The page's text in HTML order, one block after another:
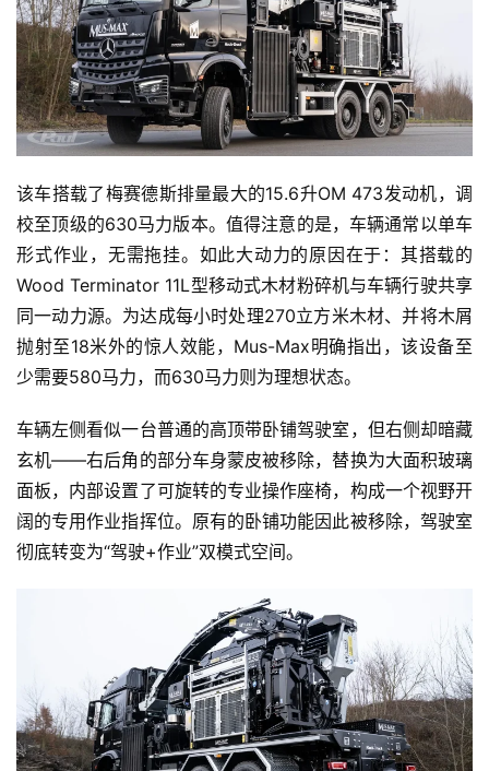
首
该车搭载了梅赛德斯排量最大的15.6升OM 473发动机，调
校至顶级的630马力版本。值得注意的是，车辆通常以单车
形式作业，无需拖挂。如此大动力的原因在于：其搭载的
Wood Terminator 11L型移动式木材粉碎机与车辆行驶共享
同一动力源。为达成每小时处理270立方米木材、并将木屑
抛射至18米外的惊人效能，Mus-Max明确指出，该设备至
少需要580马力，而630马力则为理想状态。
车辆左侧看似一台普通的高顶带卧铺驾驶室，但右侧却暗藏
玄机——右后角的部分车身蒙皮被移除，替换为大面积玻璃
面板，内部设置了可旋转的专业操作座椅，构成一个视野开
阔的专用作业指挥位。原有的卧铺功能因此被移除，驾驶室
彻底转变为“驾驶+作业”双模式空间。